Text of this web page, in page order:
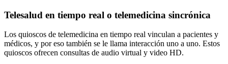
Telesalud en tiempo real o telemedicina sincrónica
Los quioscos de telemedicina en tiempo real vinculan a pacientes y
médicos, y por eso también se le llama interacción uno a uno. Estos
quioscos ofrecen consultas de audio virtual y video HD.